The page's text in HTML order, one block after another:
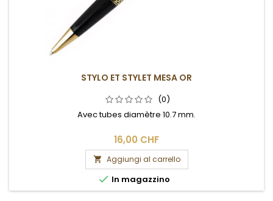
STYLO ET STYLET MESA OR
(0)
Avec tubes diamètre 10.7 mm.
16,00 CHF
 Aggiungi al carrello
 In magazzino